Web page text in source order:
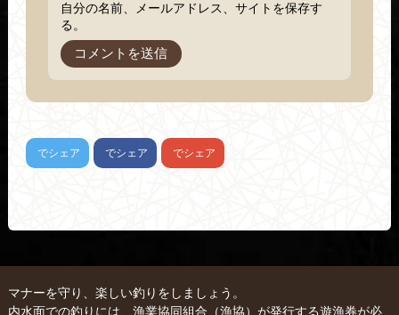
自分の名前、メールアドレス、サイトを保存す
る。
でシェア でシェア でシェア
マナーを守り、楽しい釣りをしましょう。
内水面での釣りには、漁業協同組合（漁協）が発行する遊漁券が必